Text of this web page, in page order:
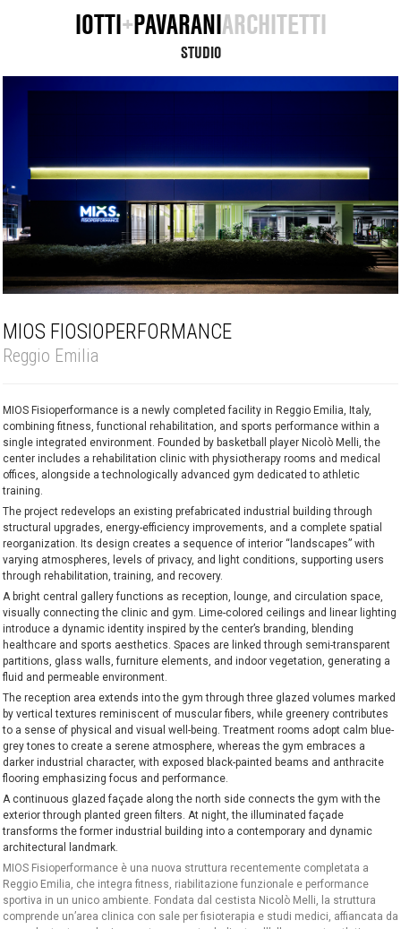
IOTTI+PAVARANIARCHITETTI
STUDIO
MIOS FIOSIOPERFORMANCE
Reggio Emilia
MIOS Fisioperformance is a newly completed facility in Reggio Emilia, Italy,
combining fitness, functional rehabilitation, and sports performance within a
single integrated environment. Founded by basketball player Nicolò Melli, the
center includes a rehabilitation clinic with physiotherapy rooms and medical
offices, alongside a technologically advanced gym dedicated to athletic
training.
The project redevelops an existing prefabricated industrial building through
structural upgrades, energy-efficiency improvements, and a complete spatial
reorganization. Its design creates a sequence of interior “landscapes” with
varying atmospheres, levels of privacy, and light conditions, supporting users
through rehabilitation, training, and recovery.
A bright central gallery functions as reception, lounge, and circulation space,
visually connecting the clinic and gym. Lime-colored ceilings and linear lighting
introduce a dynamic identity inspired by the center’s branding, blending
healthcare and sports aesthetics. Spaces are linked through semi-transparent
partitions, glass walls, furniture elements, and indoor vegetation, generating a
fluid and permeable environment.
The reception area extends into the gym through three glazed volumes marked
by vertical textures reminiscent of muscular fibers, while greenery contributes
to a sense of physical and visual well-being. Treatment rooms adopt calm blue-
grey tones to create a serene atmosphere, whereas the gym embraces a
darker industrial character, with exposed black-painted beams and anthracite
flooring emphasizing focus and performance.
A continuous glazed façade along the north side connects the gym with the
exterior through planted green filters. At night, the illuminated façade
transforms the former industrial building into a contemporary and dynamic
architectural landmark.
MIOS Fisioperformance è una nuova struttura recentemente completata a
Reggio Emilia, che integra fitness, riabilitazione funzionale e performance
sportiva in un unico ambiente. Fondata dal cestista Nicolò Melli, la struttura
comprende un’area clinica con sale per fisioterapia e studi medici, affiancata da